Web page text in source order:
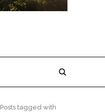
Posts tagged with